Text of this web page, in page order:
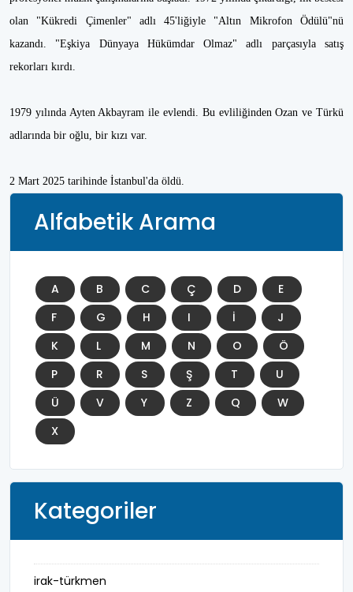
olan "Kükredi Çimenler" adlı 45'liğiyle "Altın Mikrofon Ödülü"nü
kazandı. "Eşkiya Dünyaya Hükümdar Olmaz" adlı parçasıyla satış
rekorları kırdı.
1979 yılında Ayten Akbayram ile evlendi. Bu evliliğinden Ozan ve Türkü
adlarında bir oğlu, bir kızı var.
2 Mart 2025 tarihinde İstanbul'da öldü.
Alfabetik Arama
A B C Ç D
E
F
G H I İ
J
K
L M N O
Ö
P
R S Ş T
U
Ü
V Y Z Q
W
X
Kategoriler
irak-türkmen